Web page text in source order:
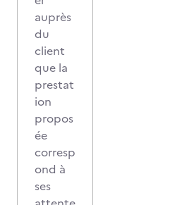
auprès
du
client
que la
prestat
ion
propos
ée
corresp
ond à
ses